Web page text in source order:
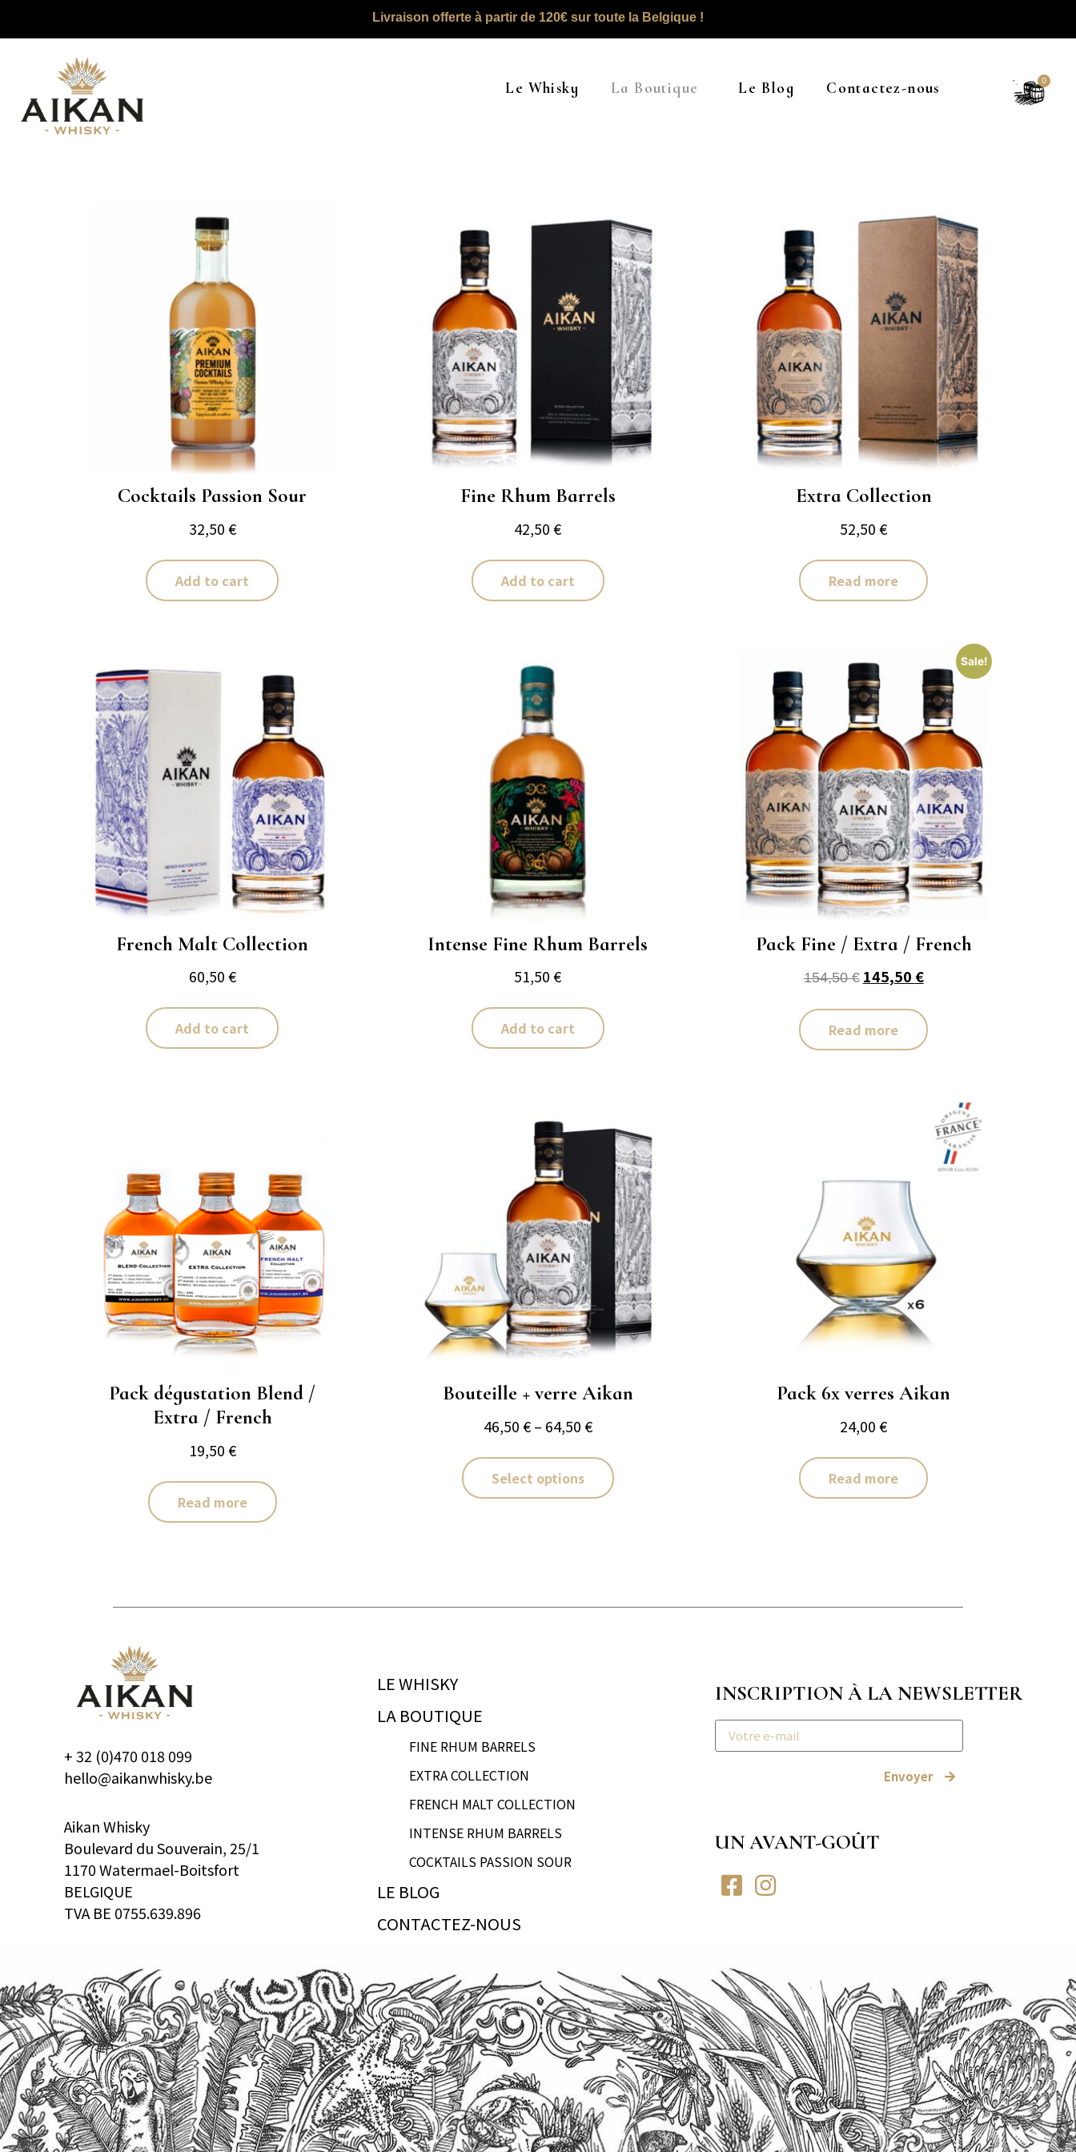
Livraison offerte à partir de 120€ sur toute la Belgique !
Le Whisky La Boutique Le Blog Contactez-nous 0
Cocktails Passion Sour
32,50€
Add to cart
Fine Rhum Barrels
42,50€
Add to cart
Extra Collection
52,50€
Read more
French Malt Collection
60,50€
Add to cart
Intense Fine Rhum Barrels
51,50€
Add to cart
Sale!
Pack Fine / Extra / French
154,50€ 145,50€
Read more
Pack dégustation Blend /
Extra / French
19,50€
Read more
Bouteille + verre Aikan
46,50€– 64,50€
Select options
Pack 6x verres Aikan
24,00€
Read more
+ 32 (0)470 018 099
hello@aikanwhisky.be
Aikan Whisky
Boulevard du Souverain, 25/1
1170 Watermael-Boitsfort
BELGIQUE
TVA BE 0755.639.896
LE WHISKY
LA BOUTIQUE
FINE RHUM BARRELS
EXTRA COLLECTION
FRENCH MALT COLLECTION
INTENSE RHUM BARRELS
COCKTAILS PASSION SOUR
LE BLOG
CONTACTEZ-NOUS
INSCRIPTION À LA NEWSLETTER
Envoyer
UN AVANT-GOÛT